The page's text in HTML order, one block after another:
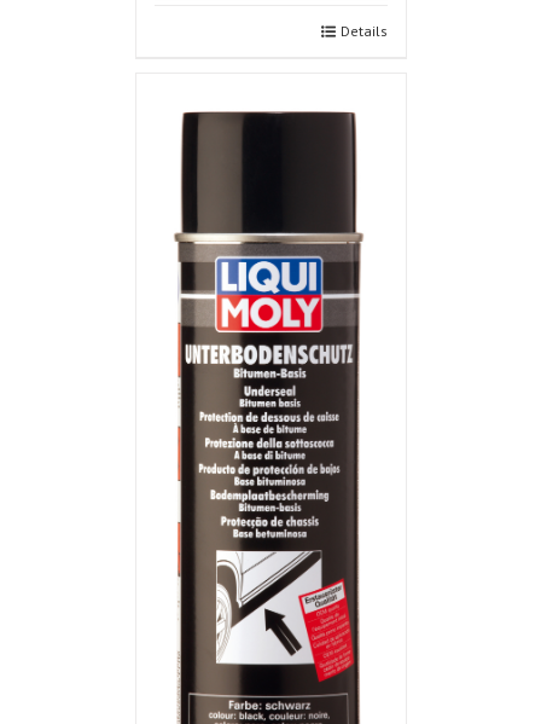
Details